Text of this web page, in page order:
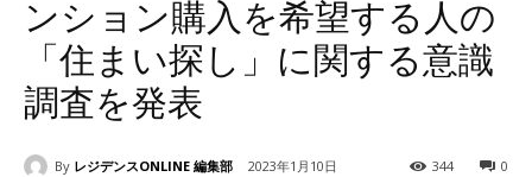
ンション購入を希望する人の
「住まい探し」に関する意識
調査を発表
By レジデンスONLINE 編集部 2023年1月10日 0
344